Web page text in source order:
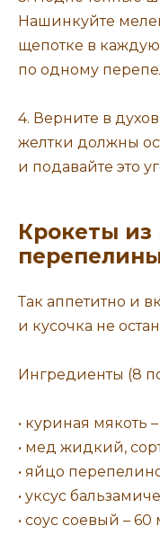
Нашинкуйте
щепотке в
по одному
4. Верните в
желтки должны
и подавайте это
Крокеты
Так аппетитно и
и кусочка не
Ингредиенты (8
• куриная мякоть
• мед жидкий,
• яйцо
• уксус
• соус соевый – 60